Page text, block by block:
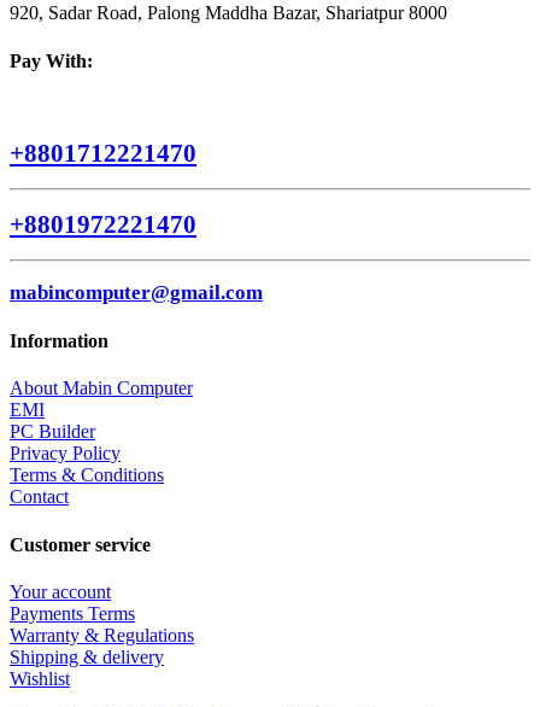
920, Sadar Road, Palong Maddha Bazar, Shariatpur 8000
Pay With:
+8801712221470
+8801972221470
mabincomputer@gmail.com
Information
About Mabin Computer
EMI
PC Builder
Privacy Policy
Terms & Conditions
Contact
Customer service
Your account
Payments Terms
Warranty & Regulations
Shipping & delivery
Wishlist